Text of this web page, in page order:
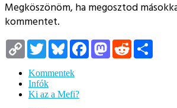
Megköszönöm, ha megosztod
kommentet.
Copy
Link
TwitterBlueskyFacebookMastodon
Reddit
Kommentek
Infók
Ki az a Mefi?